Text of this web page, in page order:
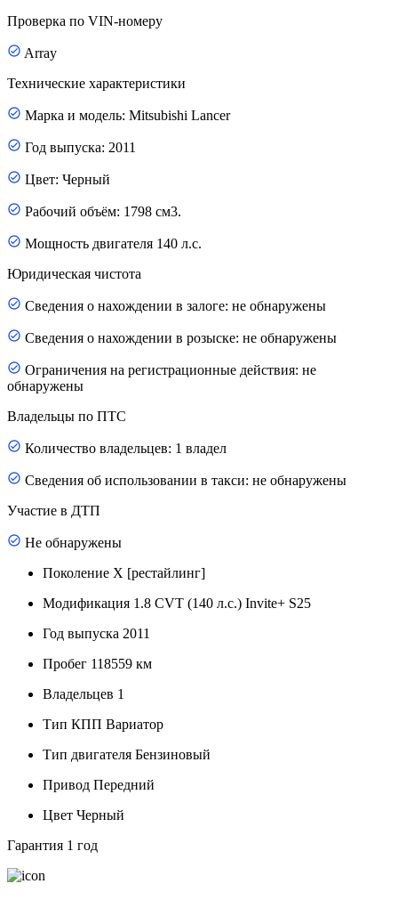
Проверка по VIN-номеру
Array
Технические характеристики
Марка и модель: Mitsubishi Lancer
Год выпуска: 2011
Цвет: Черный
Рабочий объём: 1798 см3.
Мощность двигателя 140 л.с.
Юридическая чистота
Сведения о нахождении в залоге: не обнаружены
Сведения о нахождении в розыске: не обнаружены
Ограничения на регистрационные действия: не
обнаружены
Владельцы по ПТС
Количество владельцев: 1 владел
Сведения об использовании в такси: не обнаружены
Участие в ДТП
Не обнаружены
Поколение X [рестайлинг]
Модификация 1.8 CVT (140 л.с.) Invite+ S25
Год выпуска 2011
Пробег 118559 км
Владельцев 1
Тип КПП Вариатор
Тип двигателя Бензиновый
Привод Передний
Цвет Черный
Гарантия 1 год